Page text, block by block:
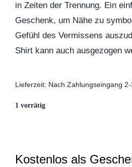
in Zeiten der Trennung. Ein
Geschenk, um Nähe zu
Gefühl des Vermissens
Shirt kann auch ausgezogen
Lieferzeit: Nach Zahlungseingang
1 vorrätig
Kostenlos als